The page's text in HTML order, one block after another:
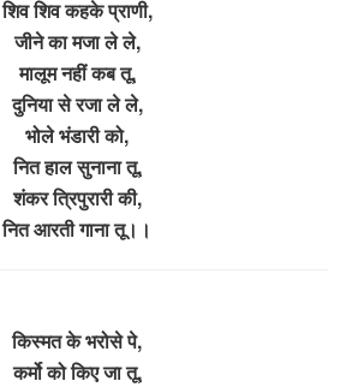
शिव शिव कहके प्राणी,
जीने का मजा ले ले,
मालूम नहीं कब तू,
दुनिया से रजा ले ले,
भोले भंडारी को,
नित हाल सुनाना तू,
शंकर त्रिपुरारी की,
नित आरती गाना तू।।
किस्मत के भरोसे पे,
कर्मो को किए जा तू,